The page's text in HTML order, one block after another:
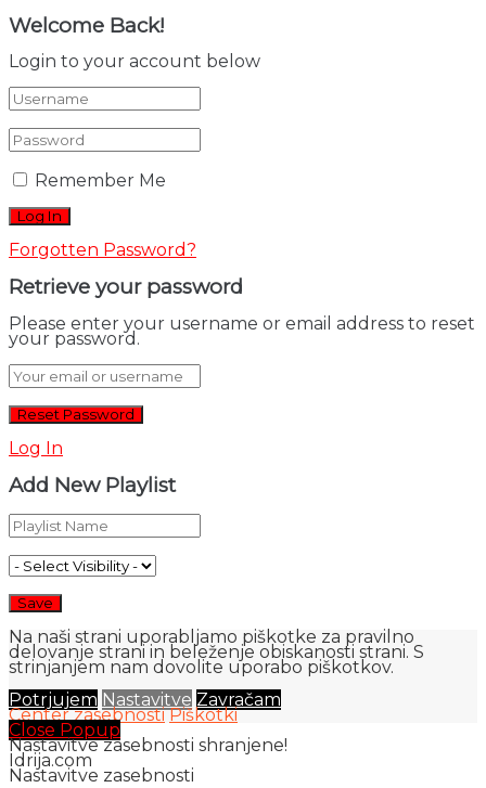
Welcome Back!
Login to your account below
Remember Me
Forgotten Password?
Retrieve your password
Please enter your username or email address to reset
your password.
Log In
Add New Playlist
Na naši strani uporabljamo piškotke za pravilno
delovanje strani in beleženje obiskanosti strani. S
strinjanjem nam dovolite uporabo piškotkov.
Potrjujem Nastavitve Zavračam
Center zasebnosti Piškotki
Close Popup
Nastavitve zasebnosti shranjene!
Idrija.com
Nastavitve zasebnosti